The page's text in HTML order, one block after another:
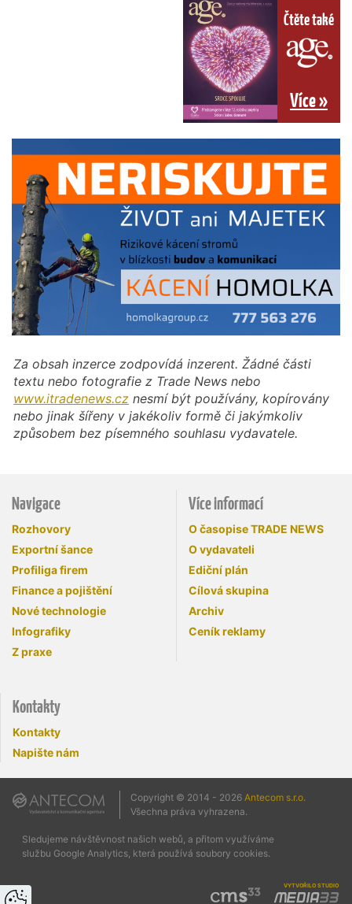
Čtěte také
Více »
Za obsah inzerce zodpovídá inzerent. Žádné části
textu nebo fotografie z Trade News nebo
www.itradenews.cz nesmí být používány, kopírovány
nebo jinak šířeny v jakékoliv formě či jakýmkoliv
způsobem bez písemného souhlasu vydavatele.
Navigace
Rozhovory
Exportní šance
Profiliga firem
Finance a pojištění
Nové technologie
Infografiky
Z praxe
Více informací
O časopise TRADE NEWS
O vydavateli
Ediční plán
Cílová skupina
Archiv
Ceník reklamy
Kontakty
Kontakty
Napište nám
Copyright © 2014 - 2026 Antecom s.r.o.
Všechna práva vyhrazena.
Sledujeme návštěvnost našich webů, a přitom využíváme
službu Google Analytics, která používá soubory cookies.
vytvořilo studio